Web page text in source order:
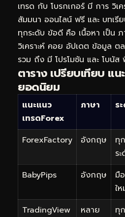
เทรด กับ โบรกเกอร์ มี การ วิเ
สัมมนา ออนไลน์ ฟรี และ บทเรี
ทุกระดับ ข้อดี คือ เนื้อหา เป็น
วิเคราะห์ คอย อัปเดต ข้อมูล ต
รวม ถึง มี โปรโมชัน และ โบนั
ตาราง เปรียบเทียบ แ
ยอดนิยม
แนะแนว
เทรดForex
ภาษา ร
ForexFactory อังกฤษ
ทุก
ร
BabyPips
อังกฤษ
มือ
ให
TradingView
หลาย
ทุก